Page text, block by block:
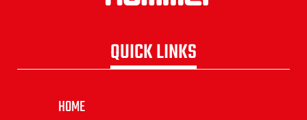
QUICK LINKS
HOME